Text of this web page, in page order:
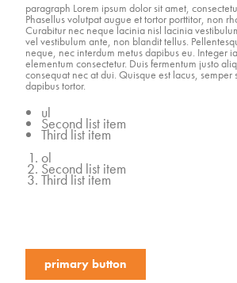
paragraph Lorem ipsum dolor sit amet,
Phasellus volutpat augue et tortor porttitor, non
Curabitur nec neque lacinia nisl lacinia
vel vestibulum ante, non blandit tellus.
neque, nec interdum metus dapibus eu. Integer
elementum consectetur. Duis fermentum justo
consequat nec at dui. Quisque est lacus, semper
dapibus tortor.
ul
Second list item
Third list item
ol
Second list item
Third list item
primary button